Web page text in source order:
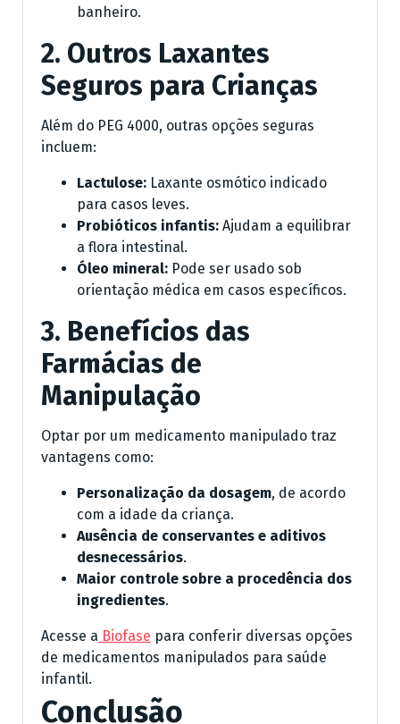
banheiro.
2. Outros Laxantes
Seguros para Crianças
Além do PEG 4000, outras opções seguras
incluem:
Lactulose: Laxante osmótico indicado
para casos leves.
Probióticos infantis: Ajudam a equilibrar
a flora intestinal.
Óleo mineral: Pode ser usado sob
orientação médica em casos específicos.
3. Benefícios das
Farmácias de
Manipulação
Optar por um medicamento manipulado traz
vantagens como:
Personalização da dosagem, de acordo
com a idade da criança.
Ausência de conservantes e aditivos
desnecessários.
Maior controle sobre a procedência dos
ingredientes.
Acesse a Biofase para conferir diversas opções
de medicamentos manipulados para saúde
infantil.
Conclusão